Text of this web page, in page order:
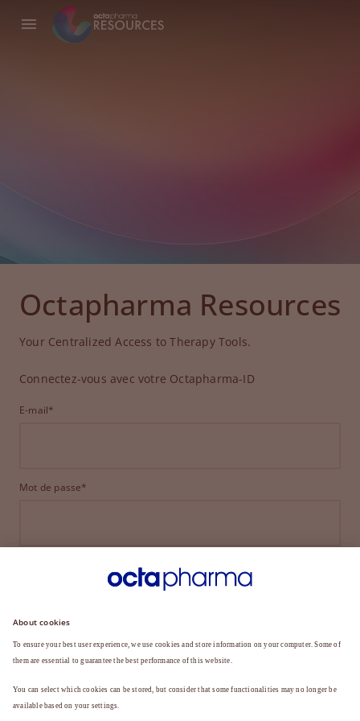
Octapharma Resources
Your Centralized Access to Therapy Tools.
Connectez-vous avec votre Octapharma-ID
E-mail*
Mot de passe*
CONNEXION
MOT DE PASSE OUBLIÉ ?
Vous n'êtes pas encore membre ?